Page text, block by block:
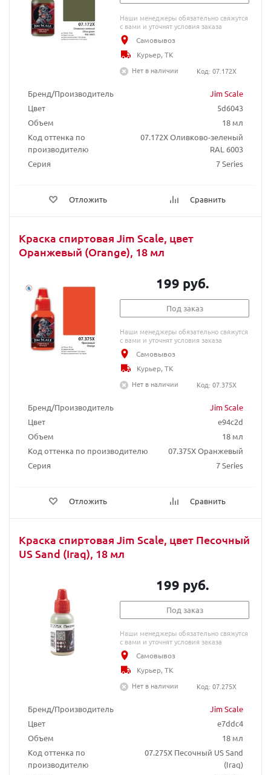
Бренд/Производитель
Jim Scale
Цвет
5d6043
Объем
18 мл
Код оттенка по
производителю
07.172X Оливково-зеленый
RAL 6003
Серия
7 Series
Отложить Сравнить
Наши менеджеры обязательно свяжутся
с вами и уточнят условия заказа
Самовывоз
Курьер, ТК
Нет в наличии
Код: 07.172X
Краска спиртовая Jim Scale, цвет
Оранжевый (Orange), 18 мл
Бренд/Производитель
Jim Scale
Цвет
e94c2d
Объем
18 мл
Код оттенка по производителю
07.375X Оранжевый
Серия
7 Series
Отложить Сравнить
199 руб.
Под заказ
Наши менеджеры обязательно свяжутся
с вами и уточнят условия заказа
Самовывоз
Курьер, ТК
Нет в наличии
Код: 07.375X
Краска спиртовая Jim Scale, цвет Песочный
US Sand (Iraq), 18 мл
Бренд/Производитель
Jim Scale
Цвет
e7ddc4
Объем
18 мл
Код оттенка по
производителю
07.275X Песочный US Sand
(Iraq)
199 руб.
Под заказ
Наши менеджеры обязательно свяжутся
с вами и уточнят условия заказа
Самовывоз
Курьер, ТК
Нет в наличии
Код: 07.275X